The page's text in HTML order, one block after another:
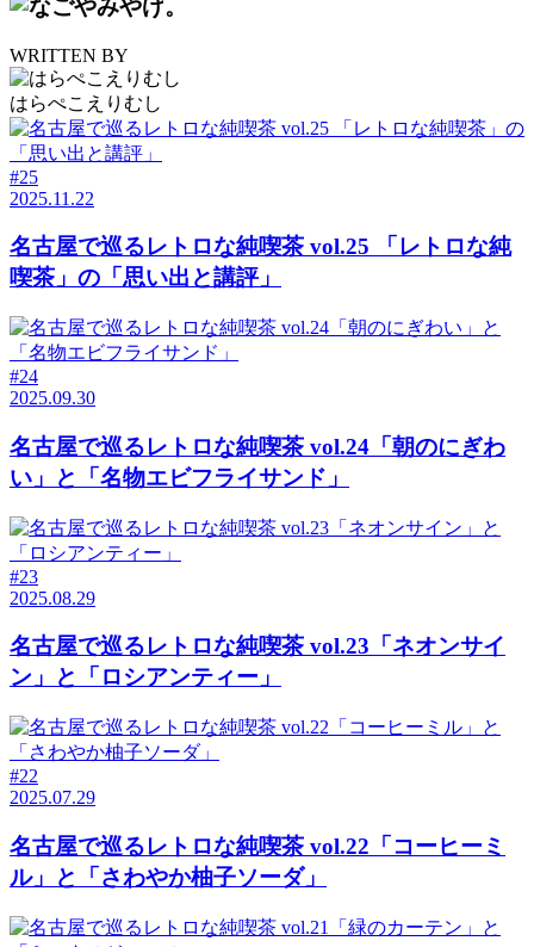
WRITTEN BY
はらぺこえりむし
#25
2025.11.22
名古屋で巡るレトロな純喫茶 vol.25 「レトロな純
喫茶」の「思い出と講評」
#24
2025.09.30
名古屋で巡るレトロな純喫茶 vol.24「朝のにぎわ
い」と「名物エビフライサンド」
#23
2025.08.29
名古屋で巡るレトロな純喫茶 vol.23「ネオンサイ
ン」と「ロシアンティー」
#22
2025.07.29
名古屋で巡るレトロな純喫茶 vol.22「コーヒーミ
ル」と「さわやか柚子ソーダ」